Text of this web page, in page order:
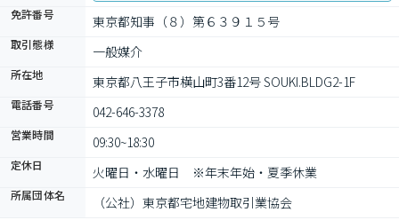
免許番号
東京都知事（８）第６３９１５号
取引態様 一般媒介
所在地 東京都八王子市横山町3番12号 SOUKI.BLDG2-1F
電話番号 042-646-3378
営業時間 09:30~18:30
定休日 火曜日・水曜日　※年末年始・夏季休業
所属団体名 （公社）東京都宅地建物取引業協会